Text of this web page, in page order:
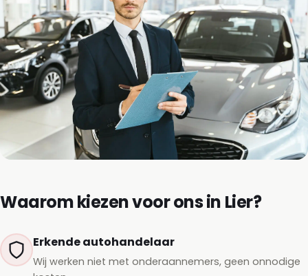
Waarom kiezen voor ons in Lier?
Erkende autohandelaar
Wij werken niet met onderaannemers, geen onnodige